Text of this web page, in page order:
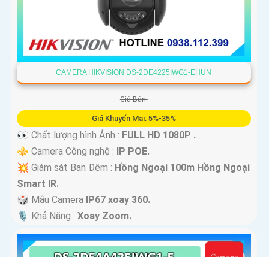
CAMERA HIKVISION DS-2DE4225IWG1-EHUN
Giá Bán:
Giá Khuyến Mại: 5%-35%
️
👀 Chất lượng hình Ảnh : FULL HD 1080P .
⚜️ Camera Công nghệ : IP POE.
💥 Giám sát Ban Đêm : Hồng Ngoại 100m Hồng Ngoại
Smart IR.
🎲 Mẫu Camera IP67 xoay 360.
️🎙 Khả Năng : Xoay Zoom.